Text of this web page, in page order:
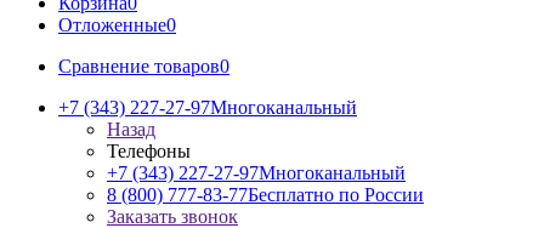
Отложенные0
Сравнение товаров0
+7 (343) 227-27-97Многоканальный
Назад
Телефоны
+7 (343) 227-27-97Многоканальный
8 (800) 777-83-77Бесплатно по России
Заказать звонок